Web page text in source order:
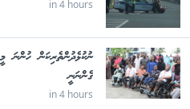
in 4 hours
ނުކުޅެދުންތެރިކަން ހުންނަ
ގެންނަނީ
in 4 hours